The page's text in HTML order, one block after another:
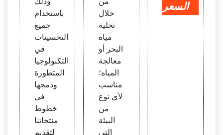
باستخدام
جميع
التحسينات
في
التكنولوجيا
المتطورة
ودمجها
في
خطوط
منتجاتنا
لتقديم
خلال
تحلية
مياه
البحر أو
معالجة
المياه؛
مناسب
لأي نوع
من
البيئة
التي
السعر